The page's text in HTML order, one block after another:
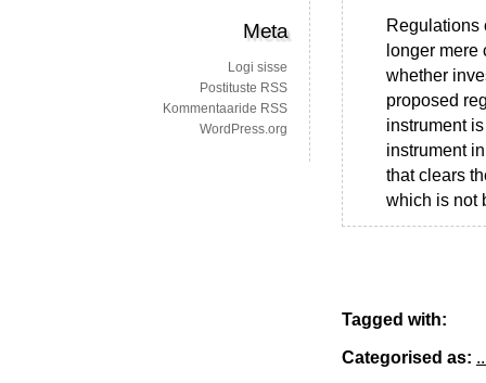
Regulations
longer mere
whether
proposed
instrument
instrument
that clears
which is not
Tagged with:
Categorised as:
Meta
Logi sisse
Postituste RSS
Kommentaaride RSS
WordPress.org